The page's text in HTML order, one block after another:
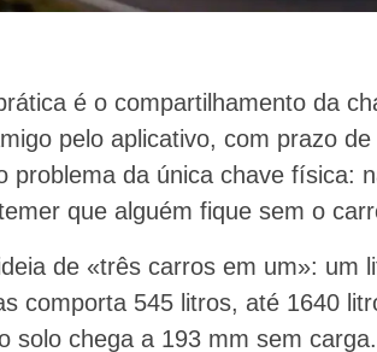
é o compartilhamento da
pelo aplicativo, com prazo
problema da única chave física:
que alguém fique sem o
de «três carros em um»: um
comporta 545 litros, até 1640
solo chega a 193 mm sem